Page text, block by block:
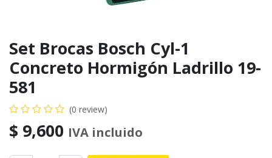
Set Brocas Bosch Cyl-1
Concreto Hormigón Ladrillo 19-
581
(0 review)
$ 9,600 IVA incluido